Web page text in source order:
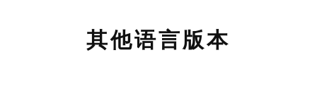
其他语言版本